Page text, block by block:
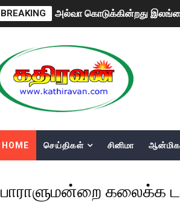
BREAKING அல்வா கொடுக்கின்றது
கதிரவன் வாசகர்களுக்கு
மகிந்த ராஜபக்சே பதவி விலக
காணாமல் போகும்
யாழில் தமிழின தலைவர்
HOME செய்திகள் சினிமா
பாராளுமன்றை கலைக்க